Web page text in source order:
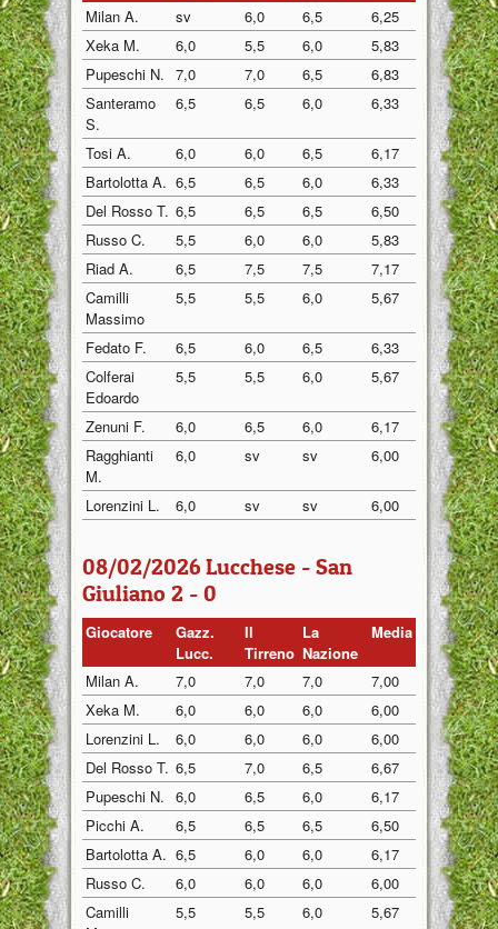
Milan A. sv 6,0 6,5
6,25
Xeka M.
6,0 5,5 6,0
5,83
Pupeschi N. 7,0 7,0 6,5
6,83
Santeramo
S.
6,5 6,5 6,0 6,33
Tosi A. 6,0 6,0 6,5
6,17
Bartolotta A. 6,5 6,5 6,0
6,33
Del Rosso T. 6,5 6,5 6,5
6,50
Russo C.
5,5 6,0 6,0
5,83
Riad A.
6,5 7,5 7,5
7,17
Camilli
Massimo
5,5 5,5 6,0 5,67
Fedato F. 6,5 6,0 6,5
6,33
Colferai
Edoardo
5,5 5,5 6,0 5,67
Zenuni F. 6,0 6,5 6,0
6,17
Ragghianti
M.
6,0 sv sv 6,00
Lorenzini L. 6,0 sv sv 6,00
08/02/2026 Lucchese - San
Giuliano 2 - 0
Giocatore
Gazz.
Lucc.
Il
Tirreno
La
Nazione
Media
Milan A. 7,0 7,0 7,0
7,00
Xeka M.
6,0 6,0 6,0
6,00
Lorenzini L.
6,0 6,0 6,0
6,00
Del Rosso T. 6,5 7,0 6,5
6,67
Pupeschi N. 6,0 6,5 6,0
6,17
Picchi A.
6,5 6,5 6,5
6,50
Bartolotta A. 6,5 6,0 6,0
6,17
Russo C.
6,0 6,0 6,0
6,00
Camilli
5,5 5,5 6,0 5,67